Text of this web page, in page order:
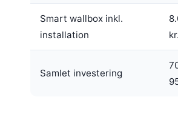
Smart wallbox inkl.
installation
kr.
Samlet investering